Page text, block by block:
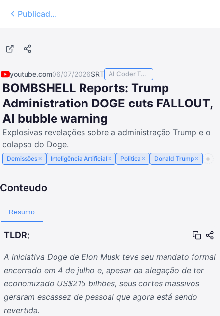
Publicados
youtube.com06/07/2026SRT AI Coder TODAY
BOMBSHELL Reports: Trump
Administration DOGE cuts FALLOUT,
AI bubble warning
Explosivas revelações sobre a administração Trump e o
colapso do Doge.
Demissões× Inteligência Artificial × Politica × Donald Trump×
Conteudo
Resumo
TLDR;
A iniciativa Doge de Elon Musk teve seu mandato formal
encerrado em 4 de julho e, apesar da alegação de ter
economizado US$215 bilhões, seus cortes massivos
geraram escassez de pessoal que agora está sendo
revertida.